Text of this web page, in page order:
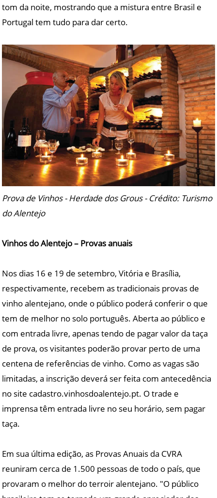
tom da noite, mostrando que a mistura entre Brasil e
Portugal tem tudo para dar certo.
Prova de Vinhos - Herdade dos Grous - Crédito: Turismo
do Alentejo
Vinhos do Alentejo – Provas anuais
Nos dias 16 e 19 de setembro, Vitória e Brasília,
respectivamente, recebem as tradicionais provas de
vinho alentejano, onde o público poderá conferir o que
tem de melhor no solo português. Aberta ao público e
com entrada livre, apenas tendo de pagar valor da taça
de prova, os visitantes poderão provar perto de uma
centena de referências de vinho. Como as vagas são
limitadas, a inscrição deverá ser feita com antecedência
no site cadastro.vinhosdoalentejo.pt. O trade e
imprensa têm entrada livre no seu horário, sem pagar
taça.
Em sua última edição, as Provas Anuais da CVRA
reuniram cerca de 1.500 pessoas de todo o país, que
provaram o melhor do terroir alentejano. "O público